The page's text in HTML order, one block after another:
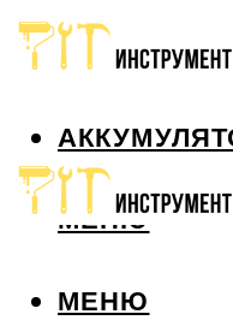
МЕНЮ
МЕНЮ